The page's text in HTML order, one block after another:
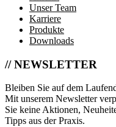
Unser Team
Karriere
Produkte
Downloads
// NEWSLETTER
Bleiben Sie auf dem
Mit unserem Newsletter
Sie keine Aktionen,
Tipps aus der Praxis.